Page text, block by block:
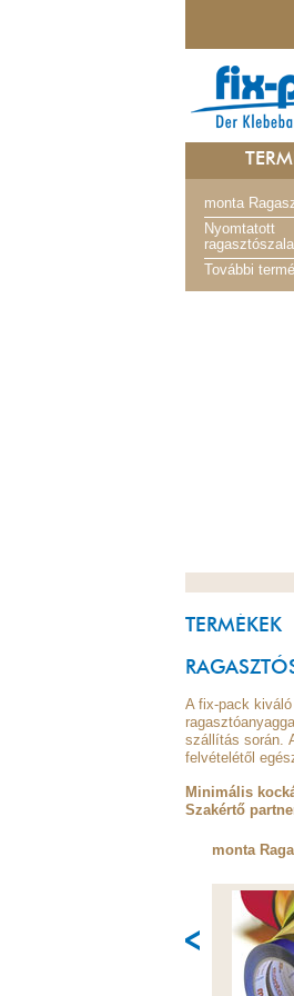
monta
Nyomtatott
További
TERMÉKEK
A fix-pack
szállítás során.
felvételétől
Minimális
Szakértő
monta